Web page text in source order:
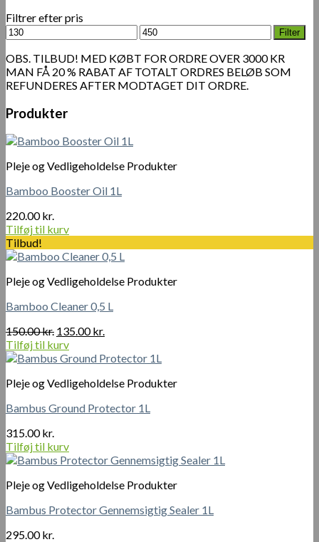
Filtrer efter pris
Mindste
pris
Højeste
pris
Filter
OBS. TILBUD! MED KØBT FOR ORDRE OVER 3000 KR
MAN FÅ 20 % RABAT AF TOTALT ORDRES BELØB SOM
REFUNDERES AFTER MODTAGET DIT ORDRE.
Produkter
Pleje og Vedligeholdelse Produkter
Bamboo Booster Oil 1L
220.00kr.
Tilføj til kurv
Tilbud!
Pleje og Vedligeholdelse Produkter
Bamboo Cleaner 0,5 L
150.00kr. Den
oprindelige
pris
150.00 kr..
135.00kr.
pris
135.00 kr..
Tilføj til kurv
Pleje og Vedligeholdelse Produkter
Bambus Ground Protector 1L
315.00kr.
Tilføj til kurv
Pleje og Vedligeholdelse Produkter
Bambus Protector Gennemsigtig Sealer 1L
295.00kr.